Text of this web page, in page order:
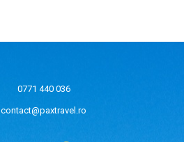
0771 440 036
contact@paxtravel.ro